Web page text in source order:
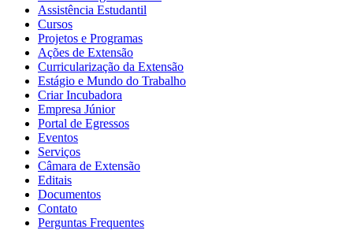
Assistência Estudantil
Cursos
Projetos e Programas
Ações de Extensão
Curricularização da Extensão
Estágio e Mundo do Trabalho
Criar Incubadora
Empresa Júnior
Portal de Egressos
Eventos
Serviços
Câmara de Extensão
Editais
Documentos
Contato
Perguntas Frequentes